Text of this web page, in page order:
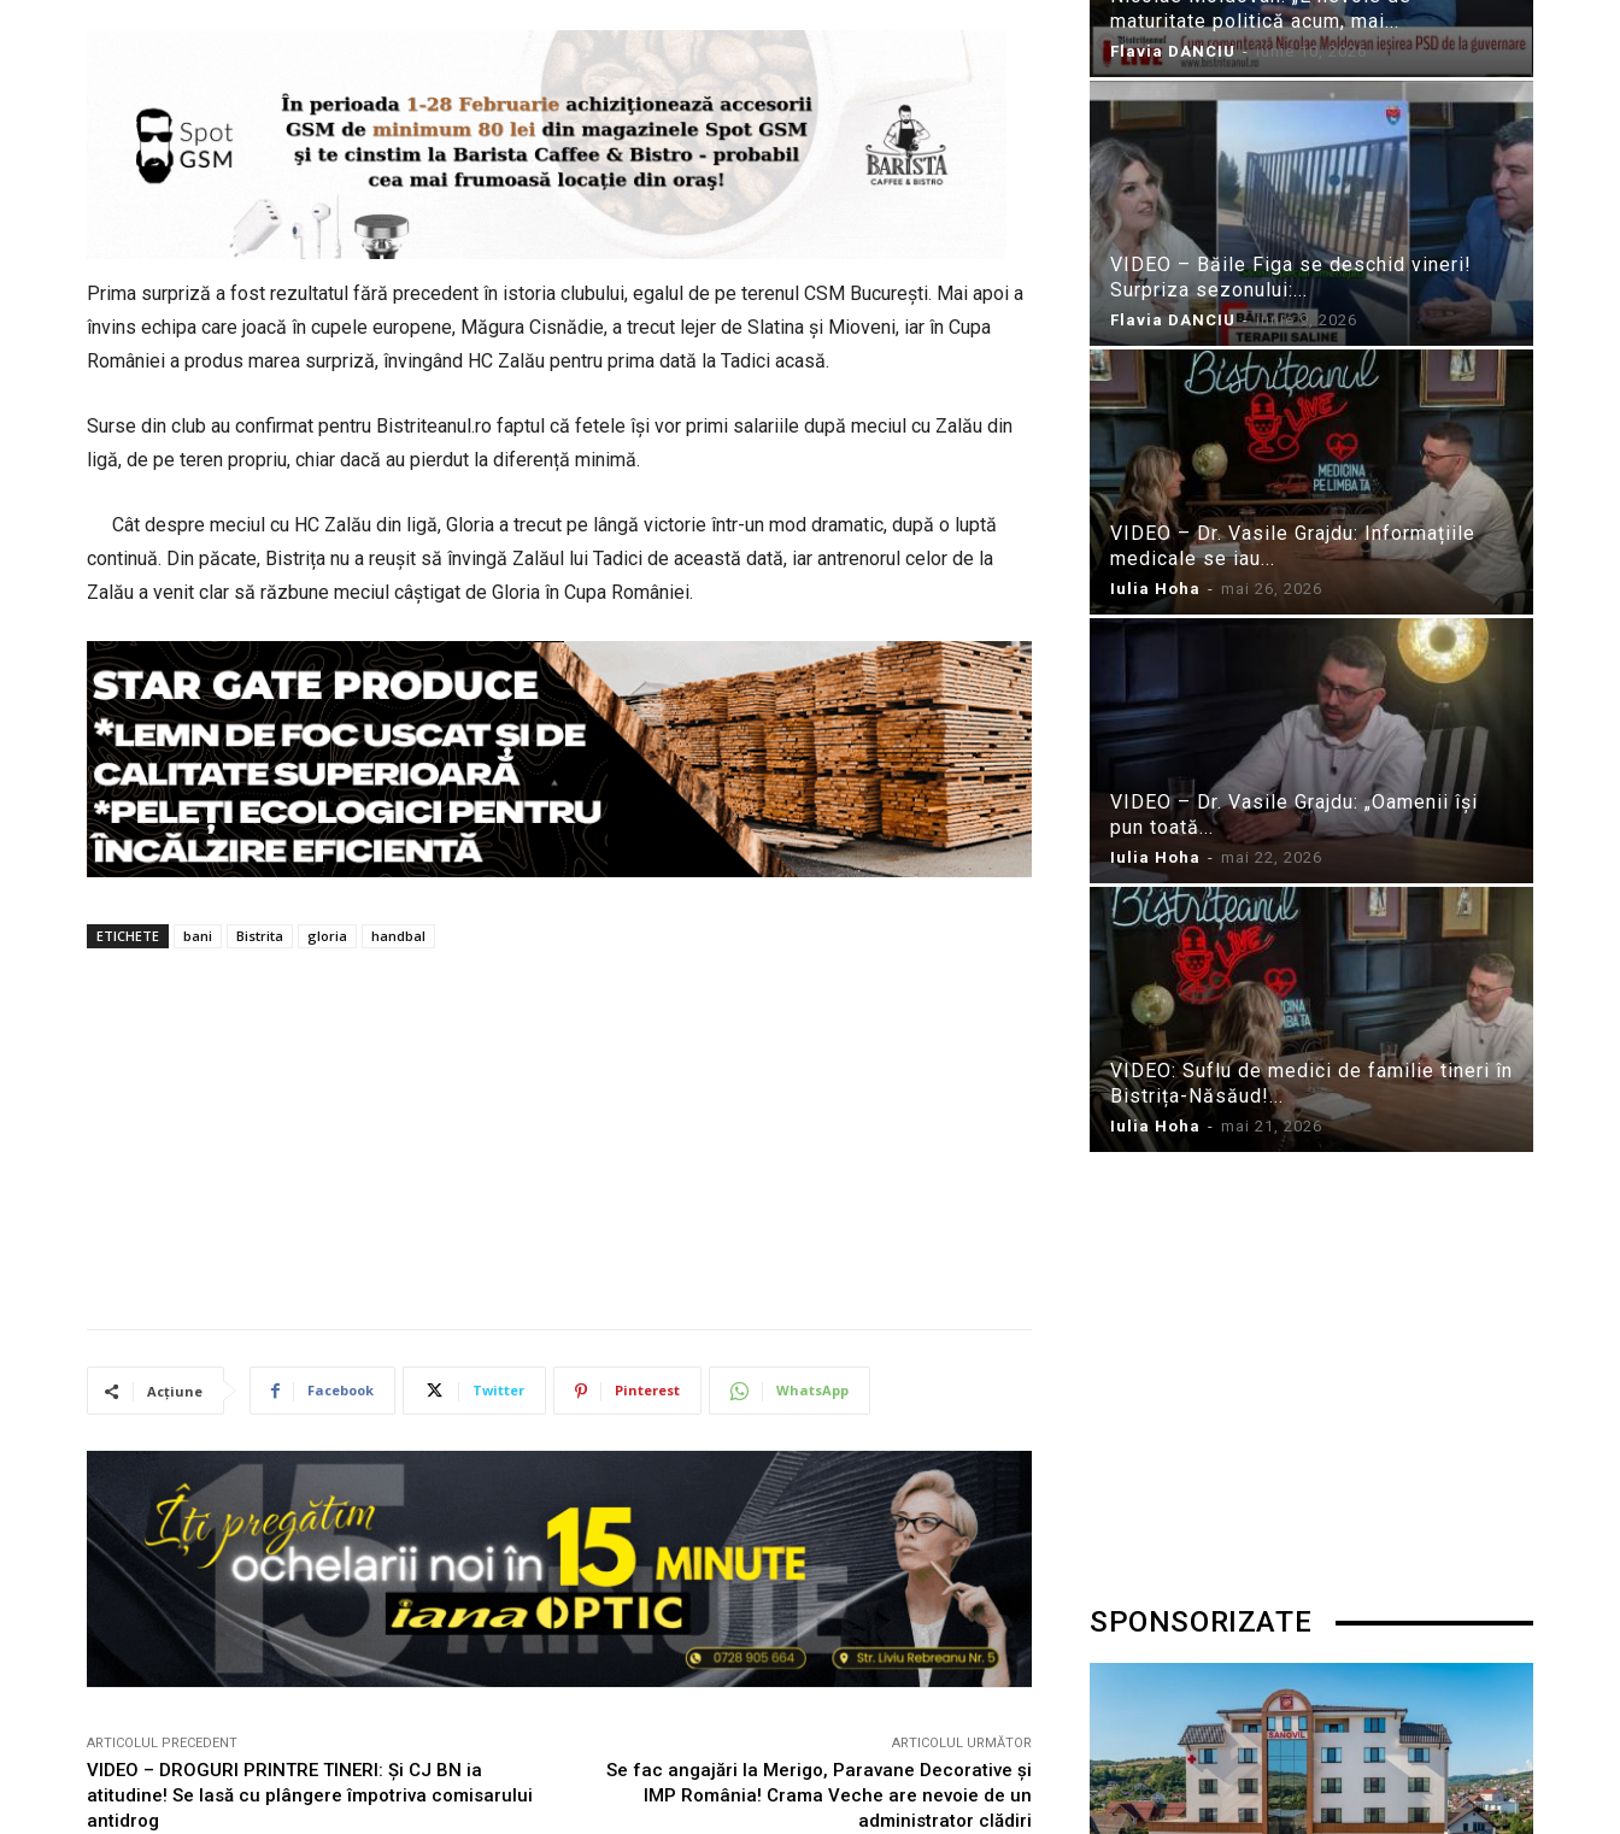
Prima surpriză a fost rezultatul fără precedent în istoria clubului, egalul de pe terenul CSM București. Mai apoi a
învins echipa care joacă în cupele europene, Măgura Cisnădie, a trecut lejer de Slatina și Mioveni, iar în Cupa
României a produs marea surpriză, învingând HC Zalău pentru prima dată la Tadici acasă.
Surse din club au confirmat pentru Bistriteanul.ro faptul că fetele își vor primi salariile după meciul cu Zalău din
ligă, de pe teren propriu, chiar dacă au pierdut la diferență minimă.
Cât despre meciul cu HC Zalău din ligă, Gloria a trecut pe lângă victorie într-un mod dramatic, după o luptă
continuă. Din păcate, Bistrița nu a reușit să învingă Zalăul lui Tadici de această dată, iar antrenorul celor de la
Zalău a venit clar să răzbune meciul câștigat de Gloria în Cupa României.
ETICHETE bani Bistrita gloria handbal
Acțiune Facebook Twitter Pinterest WhatsApp
ARTICOLUL PRECEDENT
VIDEO – DROGURI PRINTRE TINERI: Și CJ BN ia
atitudine! Se lasă cu plângere împotriva comisarului
antidrog
ARTICOLUL URMĂTOR
Se fac angajări la Merigo, Paravane Decorative și
IMP România! Crama Veche are nevoie de un
administrator clădiri
maturitate politică acum, mai...
Flavia DANCIU - iunie 10, 2026
VIDEO – Băile Figa se deschid vineri!
Surpriza sezonului:...
Flavia DANCIU - iunie 9, 2026
VIDEO – Dr. Vasile Grajdu: Informațiile
medicale se iau...
Iulia Hoha - mai 26, 2026
VIDEO – Dr. Vasile Grajdu: „Oamenii își
pun toată...
Iulia Hoha - mai 22, 2026
VIDEO: Suflu de medici de familie tineri în
Bistrița-Năsăud!...
Iulia Hoha - mai 21, 2026
SPONSORIZATE